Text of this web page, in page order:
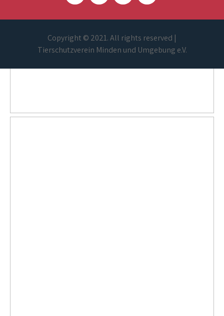
Copyright © 2021. All rights reserved |
Tierschutzverein Minden und Umgebung e.V.